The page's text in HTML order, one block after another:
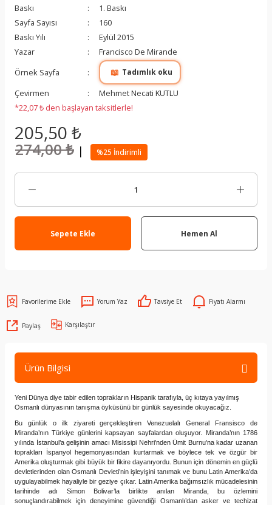
Baskı
1. Baskı
Sayfa Sayısı
160
Baskı Yılı
Eylül 2015
Yazar
Francisco De Mirande
Örnek Sayfa
📖 Tadımlık oku
Çevirmen
Mehmet Necati KUTLU
*22,07 ₺ den başlayan taksitlerle!
205,50 ₺
274,00 ₺ | %25 İndirimli
Sepete Ekle Hemen Al
Yorum Yaz Tavsiye Et Fiyatı Alarmı
Paylaş Karşılaştır
Ürün Bilgisi
Yeni Dünya diye tabir edilen toprakların Hispanik tarafıyla, üç kıtaya yayılmış
Osmanlı dünyasının tanışma öyküsünü bir günlük sayesinde okuyacağız.
Bu günlük o ilk ziyareti gerçekleştiren Venezuelalı General Fransisco de
Miranda’nın Türkiye günlerini kapsayan sayfalardan oluşuyor. Miranda’nın 1786
yılında İstanbul’a gelişinin amacı Misissipi Nehri’nden Ümit Burnu’na kadar uzanan
toprakları İspanyol hegemonyasından kurtarmak ve böylece tek ve özgür bir
Amerika oluşturmak gibi büyük bir fikire dayanıyordu. Bunun için dönemin en güçlü
devletlerinden olan Osmanlı Devleti’nin işleyişini tanımak ve bunu Latin Amerika’da
uygulayabilmek hayaliyle bir geziye çıkar. Latin Amerika bağımsızlık mücadelesinin
tarihinde adı Simon Bolivar’la birlikte anılan Miranda, bu özlemini
sonuçlandırabilmek için deneyimine güvendiği Osmanlı’dan asker ve techizat